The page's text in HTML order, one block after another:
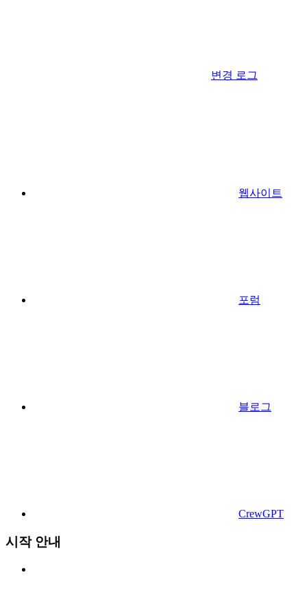
변경 로그
웹사이트
포럼
블로그
CrewGPT
시작 안내